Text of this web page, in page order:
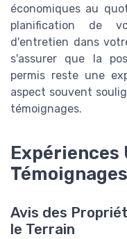
économiques au
planification de
d'entretien dans
s'assurer que la
permis reste une
aspect souvent
témoignages.
Témoignages
Avis des
le Terrain